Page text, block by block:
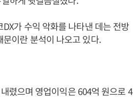
가 수익 악화를 나타낸 데는 전방
이란 분석이 나오고 있다.
렸으며 영업이익은 604억 원으로 4